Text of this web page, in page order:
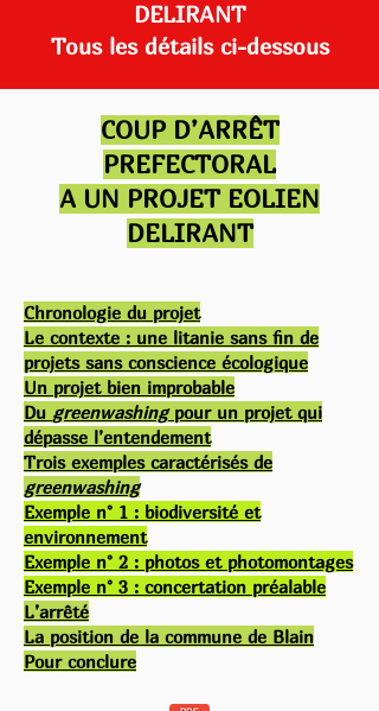
DELIRANT
Tous les détails ci-dessous
COUP D’ARRÊT
PREFECTORAL
A UN PROJET EOLIEN
DELIRANT
Chronologie du projet
Le contexte : une litanie sans fin de
projets sans conscience écologique
Un projet bien improbable
Du greenwashingpour un projet qui
dépasse l’entendement
Trois exemples caractérisés de
greenwashing
Exemple n° 1 : biodiversité et
environnement
Exemple n° 2 : photos et photomontages
Exemple n° 3 : concertation préalable
L’arrêté
La position de la commune de Blain
Pour conclure